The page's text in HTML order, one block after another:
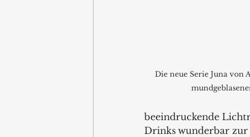
Die neue Serie Juna von
beeindruckende
Drinks wunderbar zur